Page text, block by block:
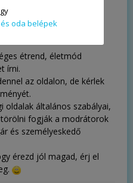
oda belépek
nélkül is.
étrend, életmód
írni.
az oldalon, de kérlek
oldalak általános szabályai,
fogják a modrátorok
és személyeskedő
érezd jól magad, érj el